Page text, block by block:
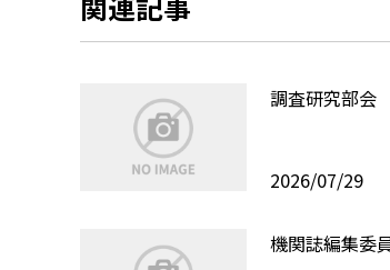
調査研究部会
2026/07/29
機関誌編集委